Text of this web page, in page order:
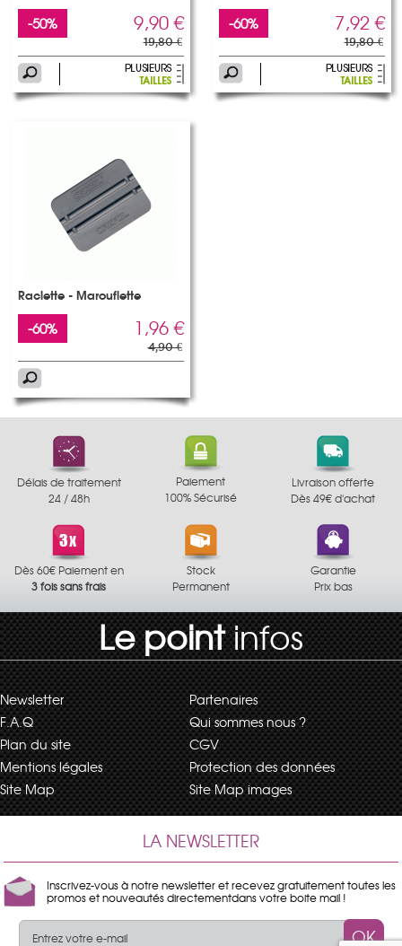
-50% 9,90 €
19,80 €
-60% 7,92 €
19,80 €
Raclette - Marouflette
-60% 1,96 €
4,90 €
Délais de traitement
24 / 48h
Paiement
100% Sécurisé
Livraison offerte
Dès 49€ d'achat
Dès 60€ Paiement en
3 fois sans frais
Stock
Permanent
Garantie
Prix bas
Le pointinfos
Newsletter
Partenaires
F.A.Q
Qui sommes nous ?
Plan du site
CGV
Mentions légales
Protection des données
Site Map
Site Map images
LA NEWSLETTER
Inscrivez-vous à notre newsletter et recevez gratuitement toutes les
promos et nouveautés directementdans votre boite mail !
OK